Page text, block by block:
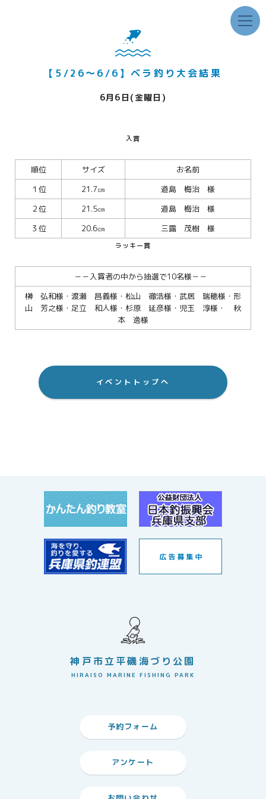
【5/26～6/6】ベラ釣り大会結果
6月6日(金曜日)
入賞
順位 サイズ
お名前
１位
21.7㎝
道島 梅治 様
２位
21.5㎝
道島 梅治 様
３位
20.6㎝ 三露 茂樹 様
ラッキー賞
－－入賞者の中から抽選で10名様－－
榊 弘和様・渡瀬 昌義様・松山 徹浩様・武居 瑞穂様・形
山 芳之様・足立 和人様・杉原 延彦様・児玉 淳様・ 秋
本 逸様
イベントトップへ
神戸市立平磯海づり公園
HIRAISO MARINE FISHING PARK
予約フォーム
アンケート